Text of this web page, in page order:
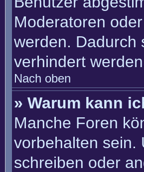
Moderatoren
werden. Dadurch
verhindert
Nach oben
» Warum kann
Manche Foren
vorbehalten sein.
schreiben oder